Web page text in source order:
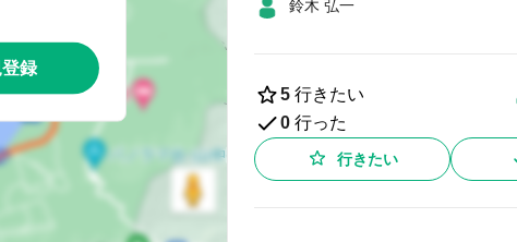
録
鈴木 弘一
5 行きたい
0 行った
行きたい